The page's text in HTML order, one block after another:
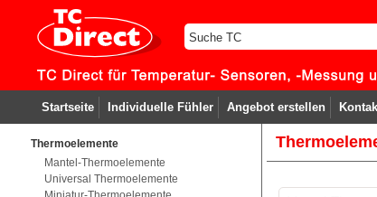
Startseite Individuelle Fühler Angebot erstellen
Thermoelemente
Mantel-Thermoelemente
Universal Thermoelemente